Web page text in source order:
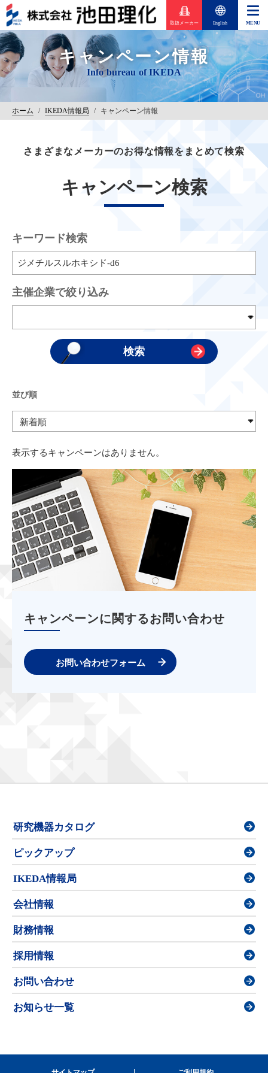
取扱メーカー English
キャンペーン情報
ホーム / IKEDA情報局 / キャンペーン情報
さまざまなメーカーのお得な情報をまとめて検索
キャンペーン検索
キーワード検索
主催企業で絞り込み
並び順
表示するキャンペーンはありません。
キャンペーンに関するお問い合わせ
お問い合わせフォーム
研究機器カタログ
ピックアップ
IKEDA情報局
会社情報
財務情報
採用情報
お問い合わせ
お知らせ一覧